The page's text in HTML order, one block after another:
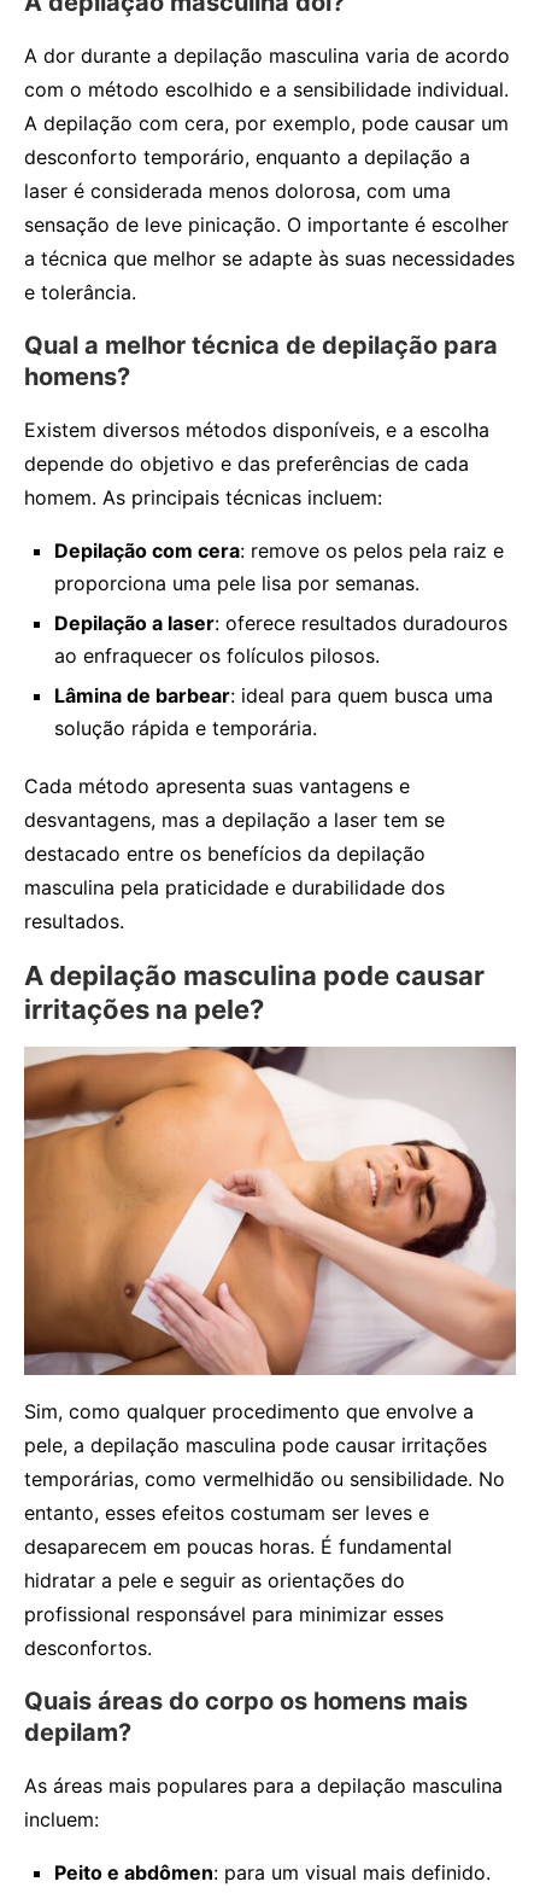
A dor durante a depilação masculina varia de acordo
com o método escolhido e a sensibilidade individual.
A depilação com cera, por exemplo, pode causar um
desconforto temporário, enquanto a depilação a
laser é considerada menos dolorosa, com uma
sensação de leve pinicação. O importante é escolher
a técnica que melhor se adapte às suas necessidades
e tolerância.
Qual a melhor técnica de depilação para
homens?
Existem diversos métodos disponíveis, e a escolha
depende do objetivo e das preferências de cada
homem. As principais técnicas incluem:
Depilação com cera: remove os pelos pela raiz e
proporciona uma pele lisa por semanas.
Depilação a laser: oferece resultados duradouros
ao enfraquecer os folículos pilosos.
Lâmina de barbear: ideal para quem busca uma
solução rápida e temporária.
Cada método apresenta suas vantagens e
desvantagens, mas a depilação a laser tem se
destacado entre os benefícios da depilação
masculina pela praticidade e durabilidade dos
resultados.
A depilação masculina pode causar
irritações na pele?
Sim, como qualquer procedimento que envolve a
pele, a depilação masculina pode causar irritações
temporárias, como vermelhidão ou sensibilidade. No
entanto, esses efeitos costumam ser leves e
desaparecem em poucas horas. É fundamental
hidratar a pele e seguir as orientações do
profissional responsável para minimizar esses
desconfortos.
Quais áreas do corpo os homens mais
depilam?
As áreas mais populares para a depilação masculina
incluem:
Peito e abdômen: para um visual mais definido.